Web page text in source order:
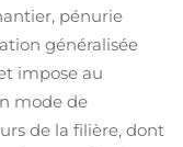
pénurie
généralisée
impose au
mode de
de la filière, dont